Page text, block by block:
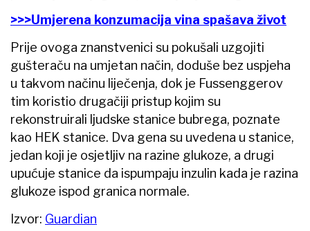
>>>Umjerena konzumacija vina spašava život
Prije ovoga znanstvenici su pokušali uzgojiti
gušteraču na umjetan način, doduše bez uspjeha
u takvom načinu liječenja, dok je Fussenggerov
tim koristio drugačiji pristup kojim su
rekonstruirali ljudske stanice bubrega, poznate
kao HEK stanice. Dva gena su uvedena u stanice,
jedan koji je osjetljiv na razine glukoze, a drugi
upućuje stanice da ispumpaju inzulin kada je razina
glukoze ispod granica normale.
Izvor: Guardian